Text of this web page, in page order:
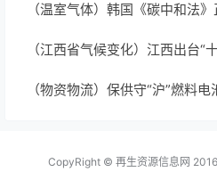
（温室气体）韩国《碳中和法
（物资物流）保供守“沪”燃料
CopyRight © 再生资源信息网